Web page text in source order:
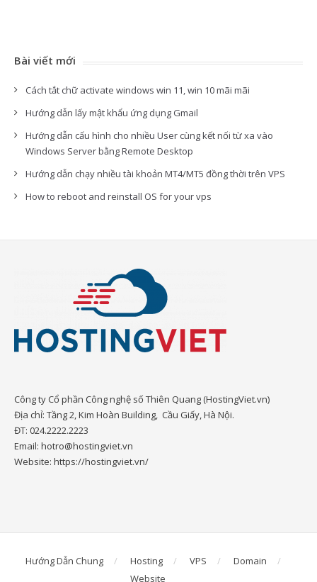
Bài viết mới
Cách tắt chữ activate windows win 11, win 10 mãi mãi
Hướng dẫn lấy mật khẩu ứng dụng Gmail
Hướng dẫn cấu hình cho nhiều User cùng kết nối từ xa vào
Windows Server bằng Remote Desktop
Hướng dẫn chạy nhiều tài khoản MT4/MT5 đồng thời trên VPS
How to reboot and reinstall OS for your vps
Công ty Cổ phần Công nghệ số Thiên Quang (HostingViet.vn)
Địa chỉ: Tầng 2, Kim Hoàn Building, Cầu Giấy, Hà Nội.
ĐT: 024.2222.2223
Email: hotro@hostingviet.vn
Website: https://hostingviet.vn/
Hướng Dẫn Chung Hosting VPS
Domain
Website